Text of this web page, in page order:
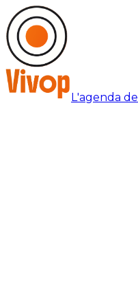
L'agenda